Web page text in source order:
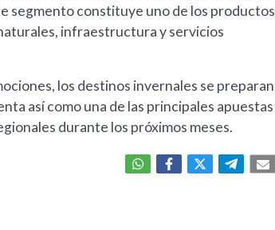
segmento constituye uno de los productos
infraestructura y servicios
los destinos invernales se preparan
así como una de las principales apuestas
durante los próximos meses.